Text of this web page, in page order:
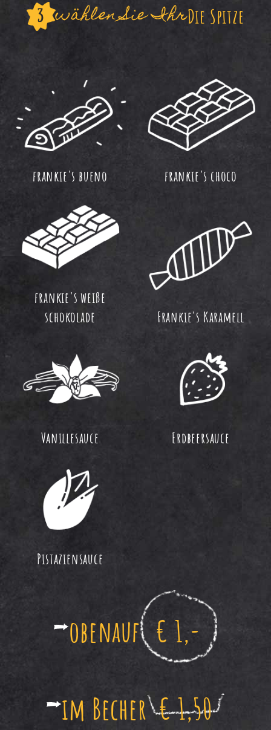
wählen Sie IhrDie Spitze
frankie's bueno frankie's choco
frankie's weiße
schokolade
Frankie's Karamell
Vanillesauce Erdbeersauce
Pistaziensauce
obenauf € 1,-
im Becher € 1,50